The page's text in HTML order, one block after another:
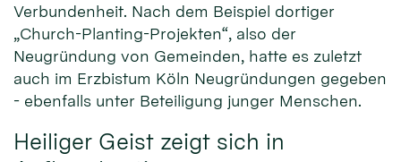
Verbundenheit. Nach dem Beispiel dortiger
„Church-Planting-Projekten“, also der
Neugründung von Gemeinden, hatte es zuletzt
auch im Erzbistum Köln Neugründungen gegeben
- ebenfalls unter Beteiligung junger Menschen.
Heiliger Geist zeigt sich in